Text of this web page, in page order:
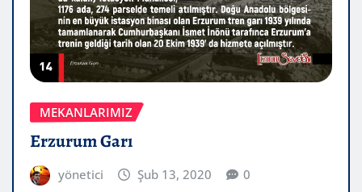
MEKANLARIMIZ
Erzurum Garı
yönetici Şub 13, 2020 0